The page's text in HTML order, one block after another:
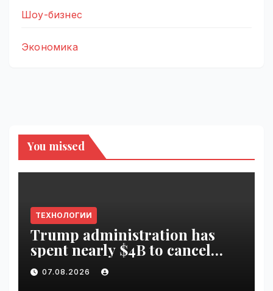
Шоу-бизнес
Экономика
You missed
ТЕХНОЛОГИИ
Trump administration has
spent nearly $4B to cancel
offshore wind farms |
VseTime.ru
07.08.2026